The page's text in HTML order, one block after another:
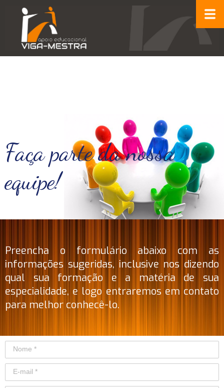
Faça parte da nossa
equipe!
Preencha o formulário abaixo com as
informações sugeridas, inclusive nos dizendo
qual sua formação e a matéria de sua
especialidade, e logo entraremos em contato
para melhor conhecê-lo.